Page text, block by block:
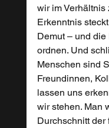
wir im Verhältnis
Erkenntnis
Demut – und
ordnen. Und
Menschen sind
Freundinnen,
lassen uns
wir stehen. Man
Durchschnitt der